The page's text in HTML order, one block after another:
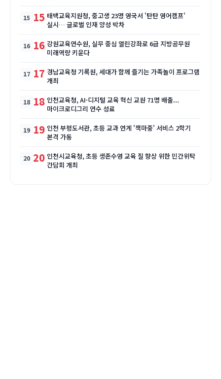
15 태백교육지원청, 중고생 23명 영국서 '탄탄 영어캠프'
실시… 글로벌 인재 양성 박차
16 강원교육연수원, 실무 중심 열린강좌로 6급 지방공무원
미래역량 키운다
17 경남교육청 기록원, 세대가 함께 즐기는 가족놀이 프로그램
개최
18 인천교육청, AI·디지털 교육 혁신 교원 71명 배출...
마이크로디그리 연수 성료
19 인천 부평도서관, 초등 교과 연계 '책마중' 서비스 2학기
본격 가동
20 인천시교육청, 초등 생존수영 교육 질 향상 위한 민간위탁
간담회 개최